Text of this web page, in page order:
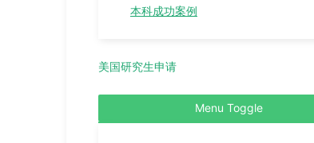
本科成功案例
美国研究生申请
Menu Toggle